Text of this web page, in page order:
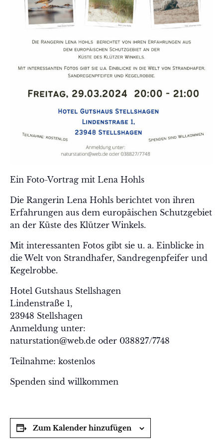
Ein Foto-Vortrag mit Lena Hohls
Die Rangerin Lena Hohls berichtet von ihren
Erfahrungen aus dem europäischen Schutzgebiet
an der Küste des Klützer Winkels.
Mit interessanten Fotos gibt sie u. a. Einblicke in
die Welt von Strandhafer, Sandregenpfeifer und
Kegelrobbe.
Hotel Gutshaus Stellshagen
Lindenstraße 1,
23948 Stellshagen
Anmeldung unter:
naturstation@web.de oder 038827/7748
Teilnahme: kostenlos
Spenden sind willkommen
Zum Kalender hinzufügen